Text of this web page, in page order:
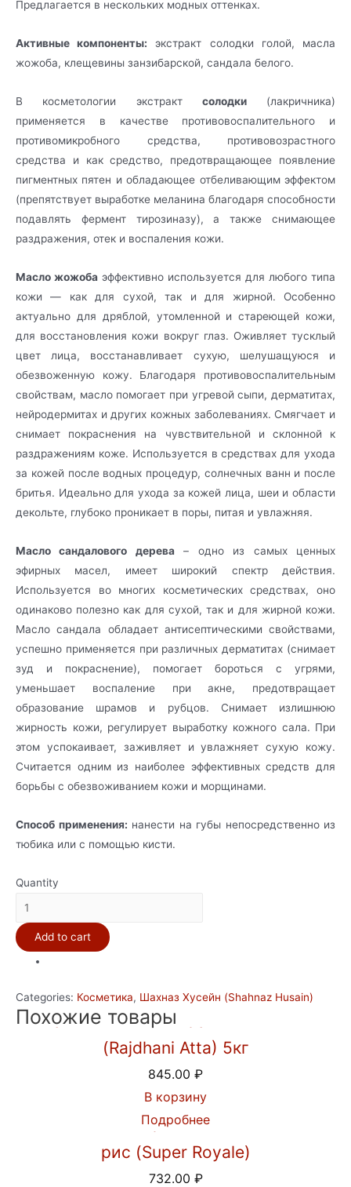
Предлагается в нескольких модных оттенках.
Активные компоненты: экстракт солодки голой, масла
жожоба, клещевины занзибарской, сандала белого.
В косметологии экстракт солодки(лакричника)
применяется в качестве противовоспалительного и
противомикробного средства, противовозрастного
средства и как средство, предотвращающее появление
пигментных пятен и обладающее отбеливающим эффектом
(препятствует выработке меланина благодаря способности
подавлять фермент тирозиназу), а также снимающее
раздражения, отек и воспаления кожи.
Масло жожоба эффективно используется для любого типа
кожи — как для сухой, так и для жирной. Особенно
актуально для дряблой, утомленной и стареющей кожи,
для восстановления кожи вокруг глаз. Оживляет тусклый
цвет лица, восстанавливает сухую, шелушащуюся и
обезвоженную кожу. Благодаря противовоспалительным
свойствам, масло помогает при угревой сыпи, дерматитах,
нейродермитах и других кожных заболеваниях. Смягчает и
снимает покраснения на чувствительной и склонной к
раздражениям коже. Используется в средствах для ухода
за кожей после водных процедур, солнечных ванн и после
бритья. Идеально для ухода за кожей лица, шеи и области
декольте, глубоко проникает в поры, питая и увлажняя.
Масло сандалового дерева– одно из самых ценных
эфирных масел, имеет широкий спектр действия.
Используется во многих косметических средствах, оно
одинаково полезно как для сухой, так и для жирной кожи.
Масло сандала обладает антисептическими свойствами,
успешно применяется при различных дерматитах (снимает
зуд и покраснение), помогает бороться с угрями,
уменьшает воспаление при акне, предотвращает
образование шрамов и рубцов. Снимает излишнюю
жирность кожи, регулирует выработку кожного сала. При
этом успокаивает, заживляет и увлажняет сухую кожу.
Считается одним из наиболее эффективных средств для
борьбы с обезвоживанием кожи и морщинами.
Способ применения: нанести на губы непосредственно из
тюбика или с помощью кисти.
Quantity
Блеск
для
губ
«Шашайн»
GLOSS"
quantity
Add to cart
Categories: Косметика, Шахназ Хусейн (Shahnaz Husain)
Похожие товары
Мука пшеничная грубого помола
(Rajdhani Atta) 5кг
845.00 ₽
В корзину
Подробнее
Индийский Королевский Басмати
рис (Super Royale)
732.00 ₽